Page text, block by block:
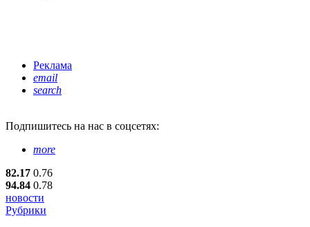
Реклама
email
search
Подпишитесь на нас в соцсетях:
more
82.17 0.76
94.84 0.78
новости
Рубрики